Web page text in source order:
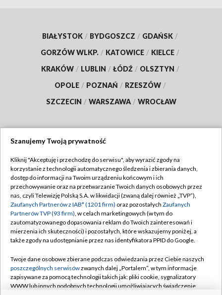
BIAŁYSTOK / BYDGOSZCZ / GDAŃSK /
GORZÓW WLKP. / KATOWICE / KIELCE /
KRAKÓW / LUBLIN / ŁÓDŹ / OLSZTYN /
OPOLE / POZNAŃ / RZESZÓW /
SZCZECIN / WARSZAWA / WROCŁAW
TVP
Abonament TVP
Emisja w TVP
Centrum informacji TVP
Naziemna Telewizja Cyfrowa
Rada Programowa
System NOS
Regulamin TVP
Polityka prywatności
Moje zgody
Pomoc
Kontakt
Szanujemy Twoją prywatność
Kliknij "Akceptuję i przechodzę do serwisu", aby wyrazić zgody na
korzystanie z technologii automatycznego śledzenia i zbierania danych,
dostęp do informacji na Twoim urządzeniu końcowym i ich
przechowywanie oraz na przetwarzanie Twoich danych osobowych przez
nas, czyli Telewizję Polską S.A. w likwidacji (zwaną dalej również „TVP”),
Zaufanych Partnerów z IAB* (1201 firm) oraz pozostałych Zaufanych
Partnerów TVP (93 firm), w celach marketingowych (w tym do
zautomatyzowanego dopasowania reklam do Twoich zainteresowań i
mierzenia ich skuteczności) i pozostałych, które wskazujemy poniżej, a
także zgody na udostępnianie przez nas identyfikatora PPID do Google.
Twoje dane osobowe zbierane podczas odwiedzania przez Ciebie naszych
poszczególnych serwisówzwanych dalej „Portalem”, w tym informacje
zapisywane za pomocą technologii takich jak: pliki cookie, sygnalizatory
WWW lub innych podobnych technologii umożliwiających świadczenie